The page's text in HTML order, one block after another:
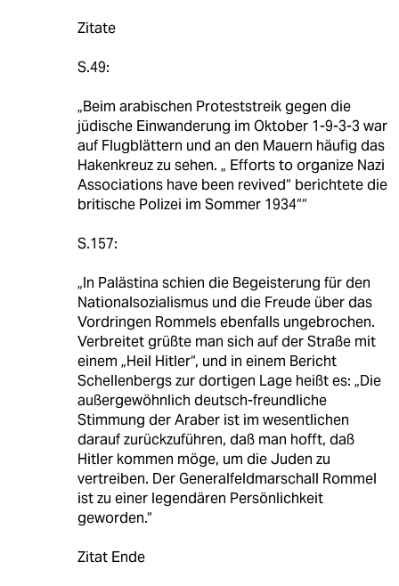
Zitate
S.49:
„Beim arabischen Proteststreik gegen die
jüdische Einwanderung im Oktober 1-9-3-3 war
auf Flugblättern und an den Mauern häufig das
Hakenkreuz zu sehen. „ Efforts to organize Nazi
Associations have been revived“ berichtete die
britische Polizei im Sommer 1934““
S.157:
„In Palästina schien die Begeisterung für den
Nationalsozialismus und die Freude über das
Vordringen Rommels ebenfalls ungebrochen.
Verbreitet grüßte man sich auf der Straße mit
einem „Heil Hitler“, und in einem Bericht
Schellenbergs zur dortigen Lage heißt es: „Die
außergewöhnlich deutsch-freundliche
Stimmung der Araber ist im wesentlichen
darauf zurückzuführen, daß man hofft, daß
Hitler kommen möge, um die Juden zu
vertreiben. Der Generalfeldmarschall Rommel
ist zu einer legendären Persönlichkeit
geworden.“
Zitat Ende